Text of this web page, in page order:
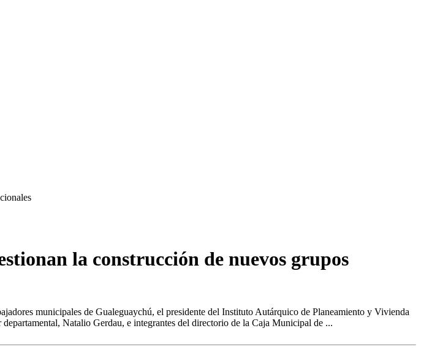
la construcción de nuevos grupos
municipales de Gualeguaychú, el presidente del Instituto Autárquico de Planeamiento y Vivienda
Natalio Gerdau, e integrantes del directorio de la Caja Municipal de ...